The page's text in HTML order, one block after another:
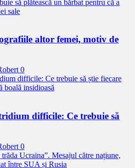
altor femei, motiv de
0
difficile: Ce trebuie să
0